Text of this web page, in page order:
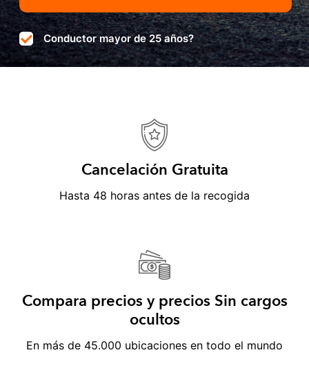
Conductor mayor de 25 años?
Cancelación Gratuita
Hasta 48 horas antes de la recogida
Compara precios y precios Sin cargos
ocultos
En más de 45.000 ubicaciones en todo el mundo